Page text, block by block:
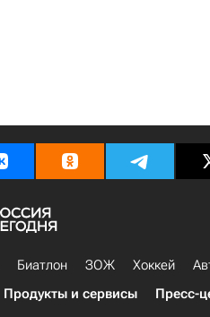
Биатлон ЗОЖ Хоккей
Продукты и сервисы Пресс-